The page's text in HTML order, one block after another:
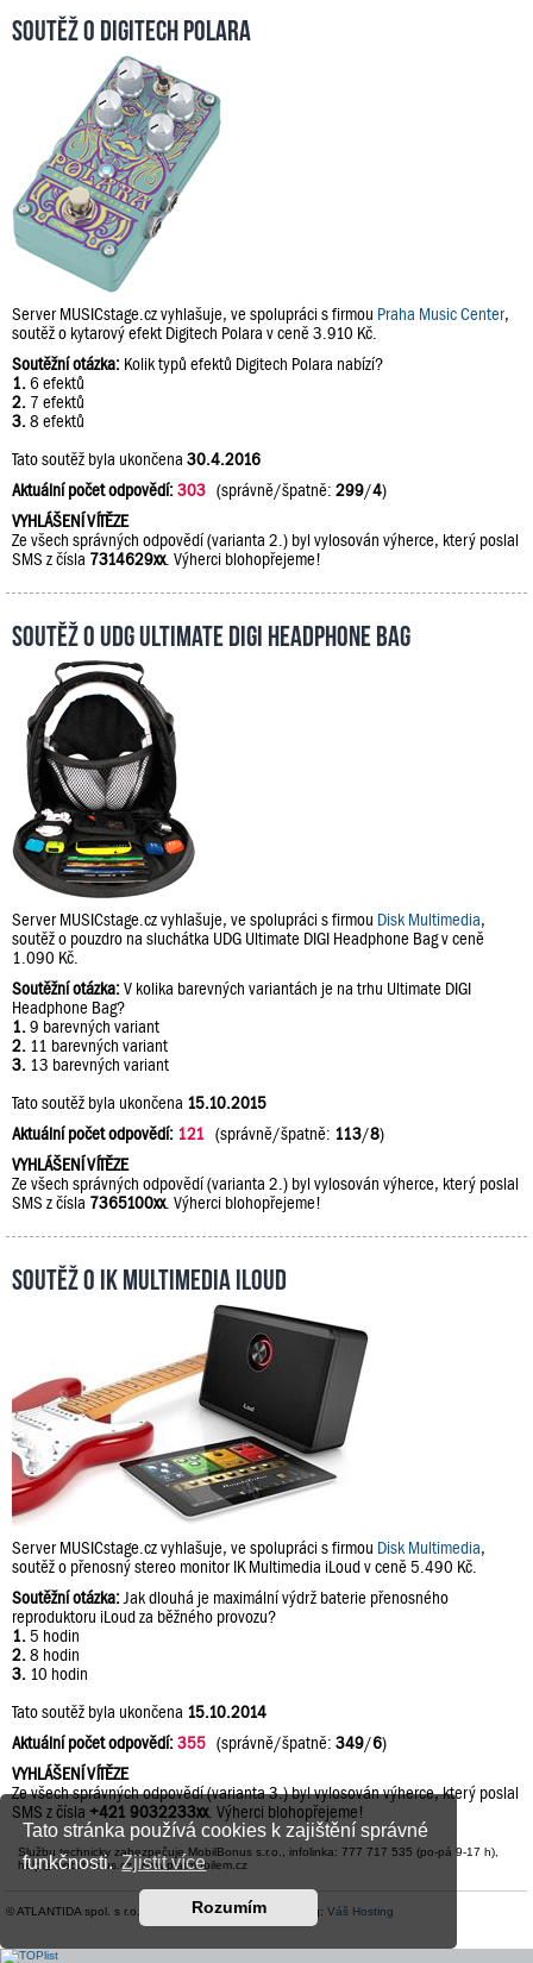
Tato stránka používá cookies k zajištění správné
funkčnosti.Zjistit více
Rozumím
Soutěž o Digitech Polara
Server MUSICstage.cz vyhlašuje, ve spolupráci s firmou Praha Music Center,
soutěž o kytarový efekt Digitech Polara v ceně 3.910 Kč.
Soutěžní otázka: Kolik typů efektů Digitech Polara nabízí?
1. 6 efektů
2. 7 efektů
3. 8 efektů
Tato soutěž byla ukončena 30.4.2016
Aktuální počet odpovědí:303 (správně/špatně: 299/4)
VYHLÁŠENÍ VÍTĚZE
Ze všech správných odpovědí (varianta 2.) byl vylosován výherce, který poslal
SMS z čísla 7314629xx. Výherci blohopřejeme!
Soutěž o UDG Ultimate DIGI Headphone Bag
Server MUSICstage.cz vyhlašuje, ve spolupráci s firmou Disk Multimedia,
soutěž o pouzdro na sluchátka UDG Ultimate DIGI Headphone Bag v ceně
1.090 Kč.
Soutěžní otázka:V kolika barevných variantách je na trhu Ultimate DIGI
Headphone Bag?
1. 9 barevných variant
2. 11 barevných variant
3. 13 barevných variant
Tato soutěž byla ukončena 15.10.2015
Aktuální počet odpovědí: 121 (správně/špatně: 113/8)
VYHLÁŠENÍ VÍTĚZE
Ze všech správných odpovědí (varianta 2.) byl vylosován výherce, který poslal
SMS z čísla 7365100xx. Výherci blohopřejeme!
Soutěž o IK Multimedia iLoud
Server MUSICstage.cz vyhlašuje, ve spolupráci s firmou Disk Multimedia,
soutěž o přenosný stereo monitor IK Multimedia iLoud v ceně 5.490 Kč.
Soutěžní otázka: Jak dlouhá je maximální výdrž baterie přenosného
reproduktoru iLoud za běžného provozu?
1. 5 hodin
2. 8 hodin
3. 10 hodin
Tato soutěž byla ukončena 15.10.2014
Aktuální počet odpovědí:355 (správně/špatně: 349/6)
VYHLÁŠENÍ VÍTĚZE
Ze všech správných odpovědí (varianta 3.) byl vylosován výherce, který poslal
SMS z čísla +421 9032233xx. Výherci blohopřejeme!
Službu technicky zabezpečuje MobilBonus s.r.o., infolinka: 777 717 535 (po-pá 9-17 h),
help@mobilbonus.cz, www.platmobilem.cz
© ATLANTIDA spol. s r.o. | Kontaktní údaje| Hosting: Váš Hosting